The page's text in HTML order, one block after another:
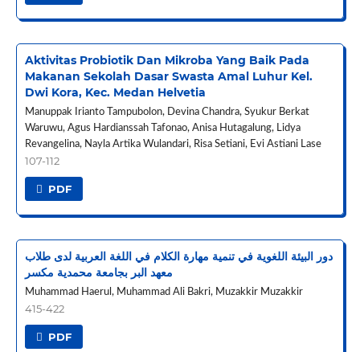
Aktivitas Probiotik Dan Mikroba Yang Baik Pada
Makanan Sekolah Dasar Swasta Amal Luhur Kel.
Dwi Kora, Kec. Medan Helvetia
Manuppak Irianto Tampubolon, Devina Chandra, Syukur Berkat
Waruwu, Agus Hardianssah Tafonao, Anisa Hutagalung, Lidya
Revangelina, Nayla Artika Wulandari, Risa Setiani, Evi Astiani Lase
107-112
PDF
دور البيئة اللغوية في تنمية مهارة الكلام في اللغة العربية لدى طلاب
معهد البر بجامعة محمدية مكسر
Muhammad Haerul, Muhammad Ali Bakri, Muzakkir Muzakkir
415-422
PDF